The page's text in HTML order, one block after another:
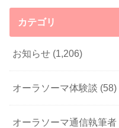
カテゴリ
お知らせ (1,206)
オーラソーマ体験談 (58)
オーラソーマ通信執筆者